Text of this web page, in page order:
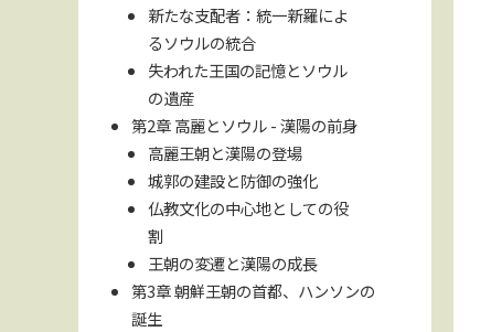
新たな支配者：統一新羅によ
るソウルの統合
失われた王国の記憶とソウル
の遺産
第2章 高麗とソウル - 漢陽の前身
高麗王朝と漢陽の登場
城郭の建設と防御の強化
仏教文化の中心地としての役
割
王朝の変遷と漢陽の成長
第3章 朝鮮王朝の首都、ハンソンの
誕生